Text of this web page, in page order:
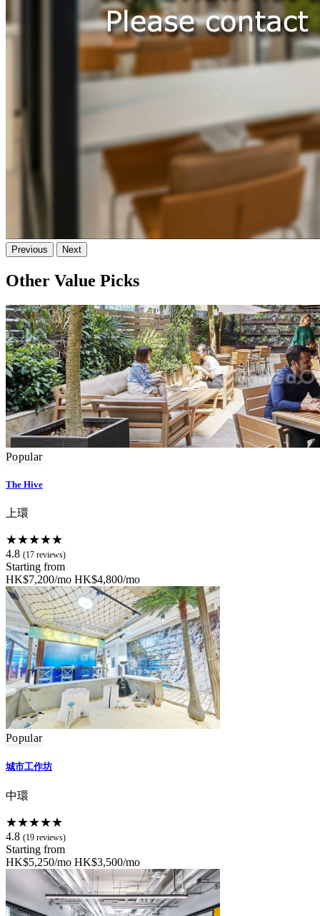
Previous Next
Other Value Picks
Popular
The Hive
上環
★★★★★
4.8 (17 reviews)
Starting from
HK$7,200/mo HK$4,800/mo
Popular
城市工作坊
中環
★★★★★
4.8 (19 reviews)
Starting from
HK$5,250/mo HK$3,500/mo